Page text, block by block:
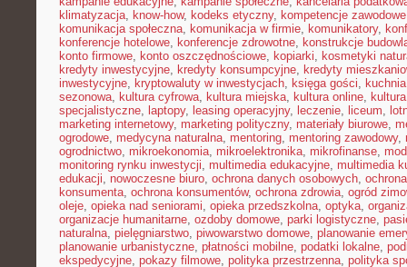
klimatyzacja, know-how, kodeks etyczny, kompetencje zawodowe
komunikacja społeczna, komunikacja w firmie, komunikatory,
konferencje hotelowe, konferencje zdrowotne, konstrukcje
konto firmowe, konto oszczędnościowe, kopiarki, kosmetyki
kredyty inwestycyjne, kredyty konsumpcyjne, kredyty
inwestycyjne, kryptowaluty w inwestycjach, księga gości,
sezonowa, kultura cyfrowa, kultura miejska, kultura online,
specjalistyczne, laptopy, leasing operacyjny, leczenie, liceum,
marketing internetowy, marketing polityczny, materiały biurowe,
ogrodowe, medycyna naturalna, mentoring, mentoring zawodowy,
ogrodnictwo, mikroekonomia, mikroelektronika, mikrofinanse,
monitoring rynku inwestycji, multimedia edukacyjne, multimedia
edukacji, nowoczesne biuro, ochrona danych osobowych,
konsumenta, ochrona konsumentów, ochrona zdrowia, ogród
oleje, opieka nad seniorami, opieka przedszkolna, optyka,
organizacje humanitarne, ozdoby domowe, parki logistyczne,
naturalna, pielęgniarstwo, piwowarstwo domowe, planowanie
planowanie urbanistyczne, płatności mobilne, podatki lokalne,
ekspedycyjne, pokazy filmowe, polityka przestrzenna, polityka